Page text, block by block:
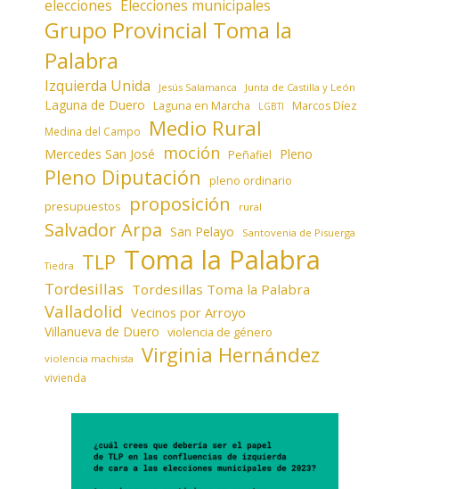
elecciones Elecciones municipales
Grupo Provincial Toma la
Palabra
Izquierda Unida Jesús Salamanca Junta de Castilla y León
Laguna de Duero Laguna en Marcha LGBTI Marcos Díez
Medina del Campo Medio Rural
Mercedes San José moción Peñafiel Pleno
Pleno Diputación pleno ordinario
presupuestos proposición rural
Salvador Arpa San Pelayo Santovenia de Pisuerga
Tiedra TLP Toma la Palabra
Tordesillas Tordesillas Toma la Palabra
Valladolid Vecinos por Arroyo
Villanueva de Duero violencia de género
violencia machista Virginia Hernández
vivienda